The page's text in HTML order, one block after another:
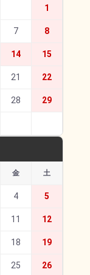
1
7 8
14 15
21 22
28 29
金 土
4 5
11 12
18 19
25 26